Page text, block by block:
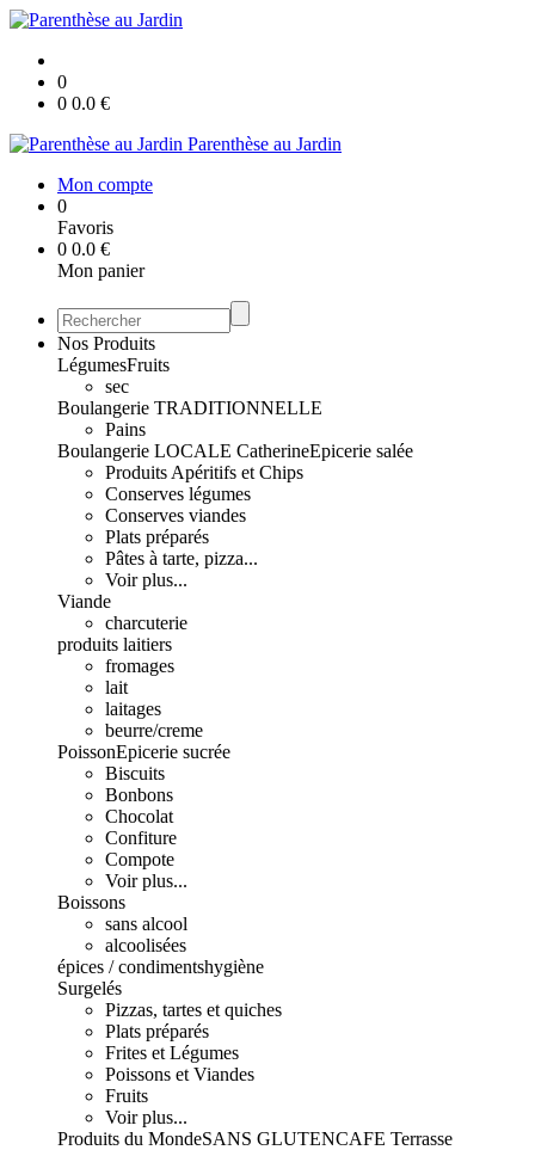
0
0 0.0 €
Parenthèse au Jardin
Mon compte
0
Favoris
0 0.0 €
Mon panier
Nos Produits
LégumesFruits
sec
Boulangerie TRADITIONNELLE
Pains
Boulangerie LOCALE CatherineEpicerie salée
Produits Apéritifs et Chips
Conserves légumes
Conserves viandes
Plats préparés
Pâtes à tarte, pizza...
Voir plus...
Viande
charcuterie
produits laitiers
fromages
lait
laitages
beurre/creme
PoissonEpicerie sucrée
Biscuits
Bonbons
Chocolat
Confiture
Compote
Voir plus...
Boissons
sans alcool
alcoolisées
épices / condimentshygiène
Surgelés
Pizzas, tartes et quiches
Plats préparés
Frites et Légumes
Poissons et Viandes
Fruits
Voir plus...
Produits du MondeSANS GLUTENCAFE Terrasse